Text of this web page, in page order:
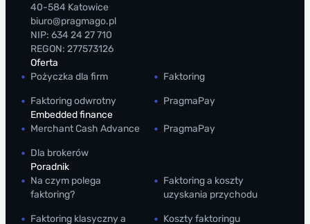
40-584 Katowice
biuro@pragmago.pl
NIP: 634 24 27 710
REGON: 277573126
Oferta
Pożyczka dla firm
Faktoring
Faktoring odwrotny
PragmaPay
Embedded finance
Merchant Cash Advance
PragmaPay
Dla brokerów
Poradnik
Na czym polega
faktoring?
Faktoring a koszty
uzyskania przychodu
Faktoring klasyczny a
Koszty faktoringu